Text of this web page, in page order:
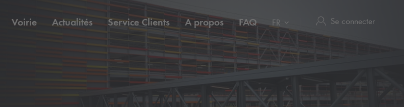
Voirie Actualités Service Clients A propos FAQ FR Se connecter